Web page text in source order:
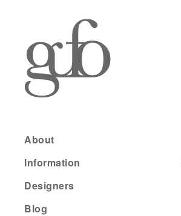
About
Information
Designers
Blog